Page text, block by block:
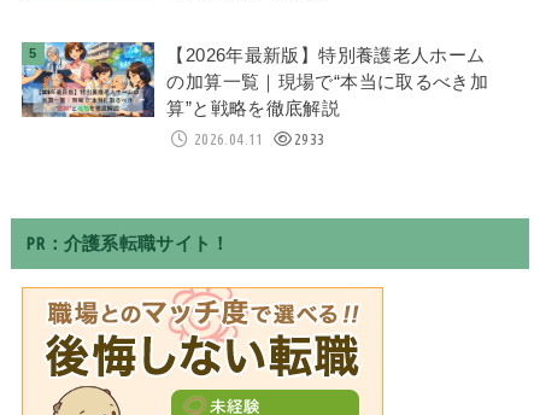
【2026年最新版】特別養護老人ホーム
の加算一覧｜現場で“本当に取るべき加
算”と戦略を徹底解説
2026.04.11 2933
PR：介護系転職サイト！